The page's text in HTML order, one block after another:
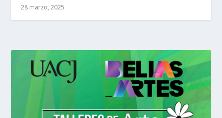
28 marzo, 2025